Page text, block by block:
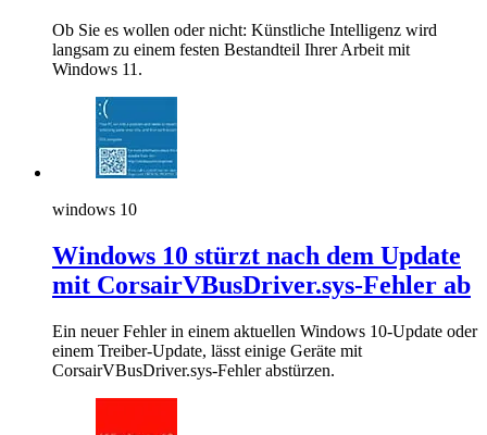
Ob Sie es wollen oder nicht: Künstliche Intelligenz wird
langsam zu einem festen Bestandteil Ihrer Arbeit mit
Windows 11.
windows 10
Windows 10 stürzt nach dem Update
mit CorsairVBusDriver.sys-Fehler ab
Ein neuer Fehler in einem aktuellen Windows 10-Update oder
einem Treiber-Update, lässt einige Geräte mit
CorsairVBusDriver.sys-Fehler abstürzen.